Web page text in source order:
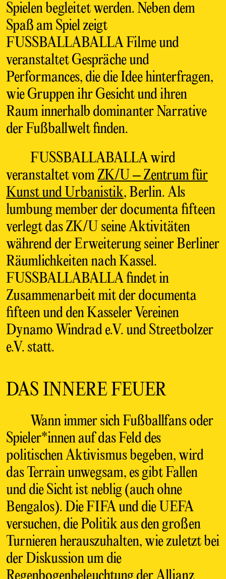
Spielen begleitet werden. Neben dem
Spaß am Spiel zeigt
FUSSBALLABALLA Filme und
veranstaltet Gespräche und
Performances, die die Idee hinterfragen,
wie Gruppen ihr Gesicht und ihren
Raum innerhalb dominanter Narrative
der Fußballwelt finden.
FUSSBALLABALLA wird
veranstaltet vomZK/U – Zentrum für
Kunst und Urbanistik, Berlin. Als
lumbung member der documenta fifteen
verlegt das ZK/U seine Aktivitäten
während der Erweiterung seiner Berliner
Räumlichkeiten nach Kassel.
FUSSBALLABALLA findet in
Zusammenarbeit mit der documenta
fifteen und den Kasseler Vereinen
Dynamo Windrad e.V. und Streetbolzer
e.V. statt.
DAS INNERE FEUER
Wann immer sich Fußballfans oder
Spieler*innen auf das Feld des
politischen Aktivismus begeben, wird
das Terrain unwegsam, es gibt Fallen
und die Sicht ist neblig (auch ohne
Bengalos). Die FIFA und die UEFA
versuchen, die Politik aus den großen
Turnieren herauszuhalten, wie zuletzt bei
der Diskussion um die